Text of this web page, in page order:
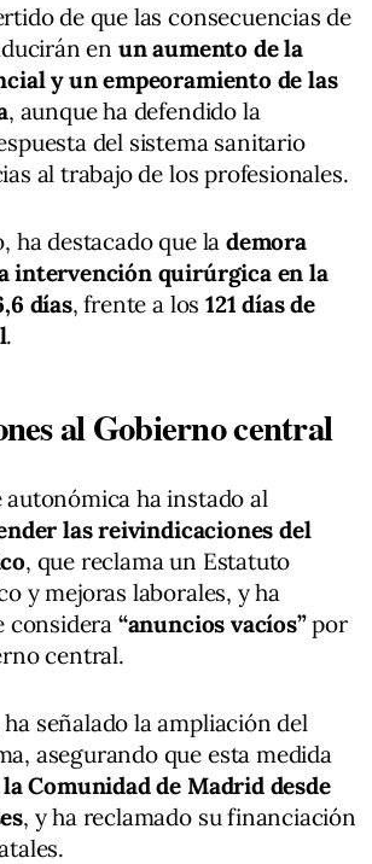
de que las consecuencias de
en un aumento de la
y un empeoramiento de las
, aunque ha defendido la
del sistema sanitario
al trabajo de los profesionales.
ha destacado que la demora
intervención quirúrgica en la
días, frente a los 121 días de
.
al Gobierno central
autonómica ha instado al
las reivindicaciones del
, que reclama un Estatuto
y mejoras laborales, y ha
considera “anuncios vacíos”por
central.
señalado la ampliación del
asegurando que esta medida
Comunidad de Madrid desde
, y ha reclamado su financiación